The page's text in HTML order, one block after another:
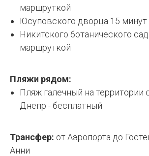
маршруткой
Юсуповского дворца 15
Никитского ботанического
маршруткой
Пляжи рядом:
Пляж галечный на территории
Днепр - бесплатный
Трансфер: от Аэропорта до
Анни